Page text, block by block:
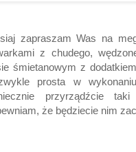
zapraszam Was na
z chudego,
śmietanowym z
prosta w
przyrządźcie
że będziecie nim